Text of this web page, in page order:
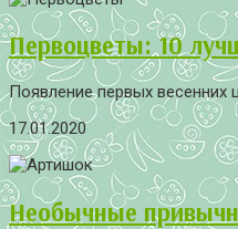
Первоцветы: 10
Появление первых весенних
17.01.2020
Необычные